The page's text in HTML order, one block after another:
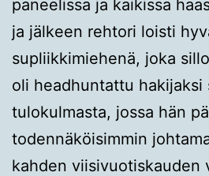
paneelissa ja kaikissa
ja jälkeen rehtori loisti
supliikkimiehenä, joka
oli headhuntattu hakijaksi
tulokulmasta, jossa hän
todennäköisimmin
kahden viisivuotiskauden